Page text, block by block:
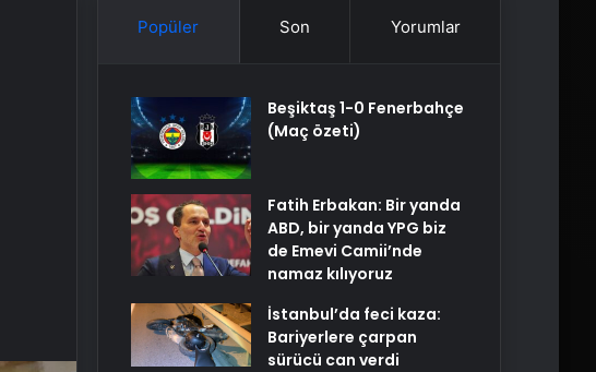
Popüler Son Yorumlar
Beşiktaş 1-0 Fenerbahçe
(Maç özeti)
Fatih Erbakan: Bir yanda
ABD, bir yanda YPG biz
de Emevi Camii’nde
namaz kılıyoruz
İstanbul’da feci kaza:
Bariyerlere çarpan
sürücü can verdi